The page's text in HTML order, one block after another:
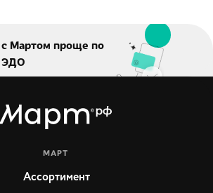
с Мартом проще по
ЭДО
МАРТ
Ассортимент